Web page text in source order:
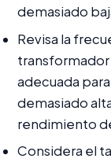
demasiado
Revisa la
transformador
adecuada
demasiado
rendimiento
Considera el